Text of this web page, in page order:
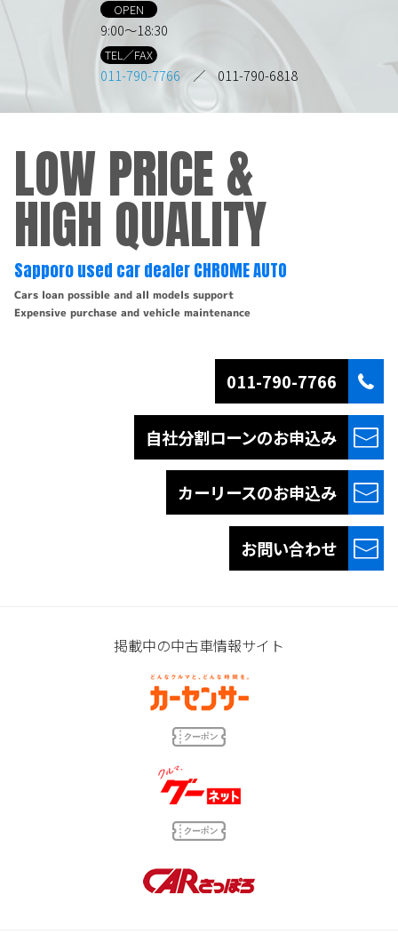
OPEN
9:00～18:30
TEL／FAX
011-790-7766 ／ 011-790-6818
LOW PRICE &
HIGH QUALITY
Sapporo used car dealer CHROME AUTO
Cars loan possible and all models support
Expensive purchase and vehicle maintenance
011-790-7766
自社分割ローンのお申込み
カーリースのお申込み
お問い合わせ
掲載中の中古車情報サイト